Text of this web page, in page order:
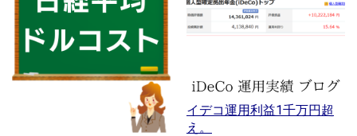
イデコ運用利益1千万円超
え。